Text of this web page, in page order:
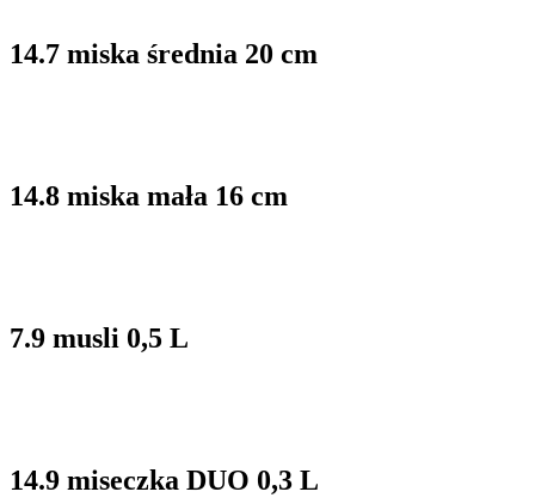
14.7 miska średnia 20 cm
14.8 miska mała 16 cm
7.9 musli 0,5 L
14.9 miseczka DUO 0,3 L